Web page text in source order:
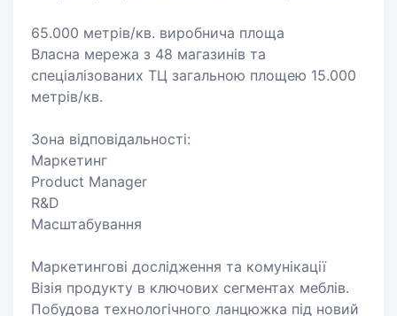
65.000 метрів/кв. виробнича площа
Власна мережа з 48 магазинів та
спеціалізованих ТЦ загальною площею 15.000
метрів/кв.
Зона відповідальності:
Маркетинг
Product Manager
R&D
Масштабування
Маркетингові дослідження та комунікації
Візія продукту в ключових сегментах меблів.
Побудова технологічного ланцюжка під новий